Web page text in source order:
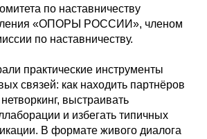
по наставничеству
«ОПОРЫ РОССИИ», членом
по наставничеству.
практические инструменты
связей: как находить партнёров
выстраивать
и избегать типичных
В формате живого диалога